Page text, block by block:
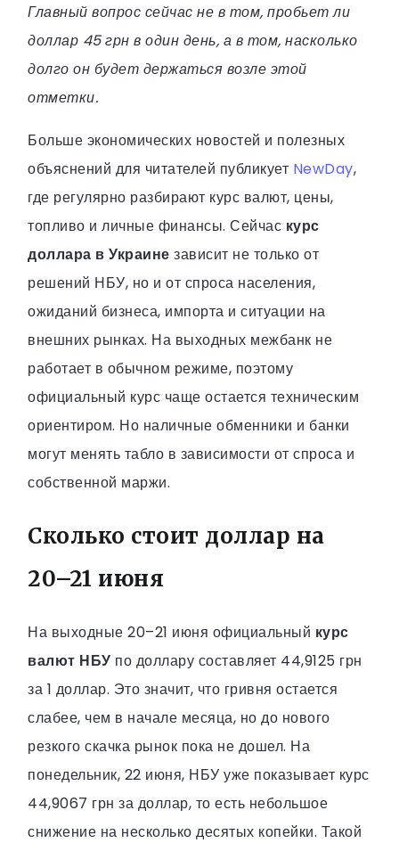
Главный вопрос сейчас не в том, пробьет ли
доллар 45 грн в один день, а в том, насколько
долго он будет держаться возле этой
отметки.
Больше экономических новостей и полезных
объяснений для читателей публикует NewDay,
где регулярно разбирают курс валют, цены,
топливо и личные финансы. Сейчас курс
доллара в Украине зависит не только от
решений НБУ, но и от спроса населения,
ожиданий бизнеса, импорта и ситуации на
внешних рынках. На выходных межбанк не
работает в обычном режиме, поэтому
официальный курс чаще остается техническим
ориентиром. Но наличные обменники и банки
могут менять табло в зависимости от спроса и
собственной маржи.
Сколько стоит доллар на
20–21 июня
На выходные 20–21 июня официальный курс
валют НБУ по доллару составляет 44,9125 грн
за 1 доллар. Это значит, что гривня остается
слабее, чем в начале месяца, но до нового
резкого скачка рынок пока не дошел. На
понедельник, 22 июня, НБУ уже показывает курс
44,9067 грн за доллар, то есть небольшое
снижение на несколько десятых копейки. Такой